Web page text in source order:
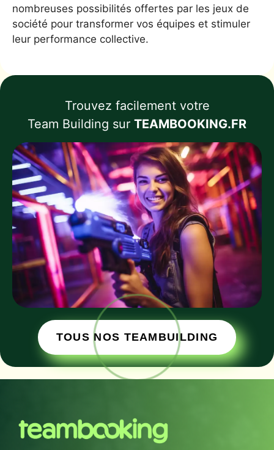
nombreuses possibilités offertes par les jeux de
société pour transformer vos équipes et stimuler
leur performance collective.
Trouvez facilement votre
Team Building sur TEAMBOOKING.FR
TOUS NOS TEAMBUILDING